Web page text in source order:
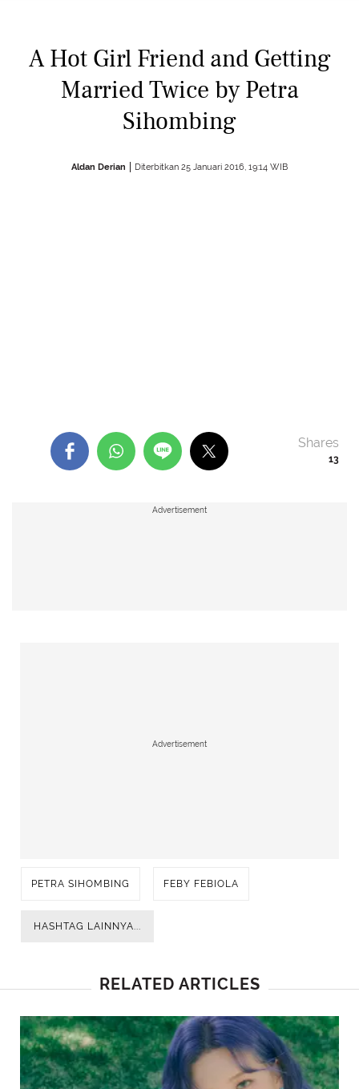
A Hot Girl Friend and Getting
Married Twice by Petra
Sihombing
Aldan Derian Diterbitkan 25 Januari 2016, 19:14 WIB
13
Shares
Advertisement
Advertisement
PETRA SIHOMBING FEBY FEBIOLA
HASHTAG LAINNYA...
RELATED ARTICLES